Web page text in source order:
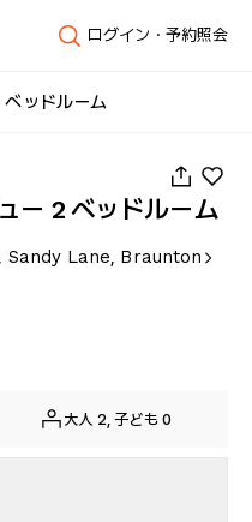
ログイン・予約照会
ッドルーム
ー 2 ベッドルーム
Lane, Braunton
大人 2, 子ども 0